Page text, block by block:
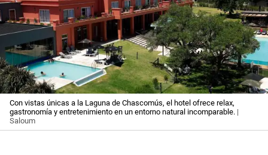
Con vistas únicas a la Laguna de Chascomús, el hotel ofrece relax,
gastronomía y entretenimiento en un entorno natural incomparable. |
Saloum